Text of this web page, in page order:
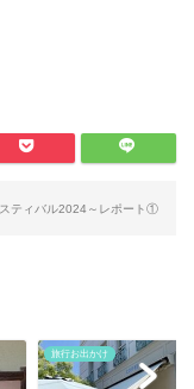
ティバル2024～レポート①
旅行お出かけ